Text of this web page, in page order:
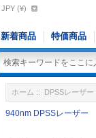
JPY (¥)
新着商品 特価商品
ホーム :: DPSSレーザー
940nm DPSSレーザー